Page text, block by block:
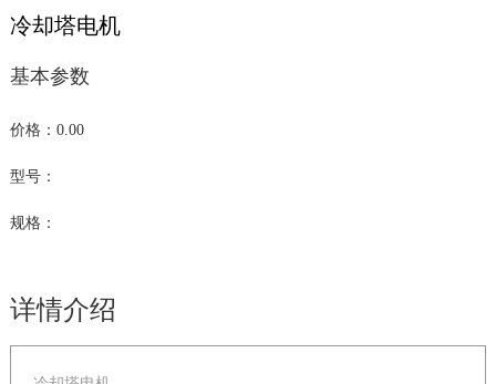
冷却塔电机
基本参数
价格：0.00
型号：
规格：
详情介绍